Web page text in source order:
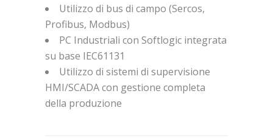
Utilizzo di bus di campo (Sercos,
Profibus, Modbus)
PC Industriali con Softlogic integrata
su base IEC61131
Utilizzo di sistemi di supervisione
HMI/SCADA con gestione completa
della produzione